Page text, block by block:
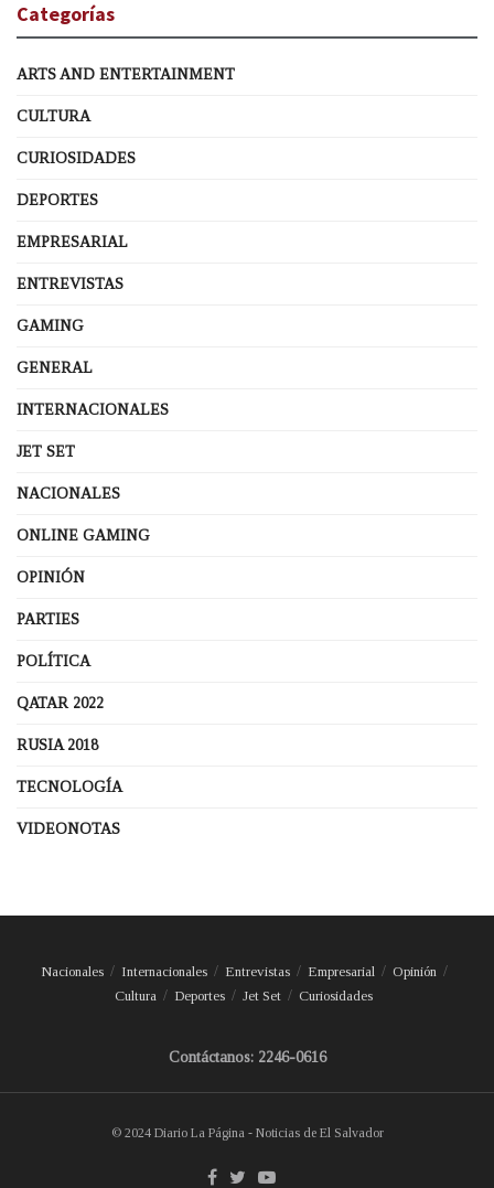
Categorías
ARTS AND ENTERTAINMENT
CULTURA
CURIOSIDADES
DEPORTES
EMPRESARIAL
ENTREVISTAS
GAMING
GENERAL
INTERNACIONALES
JET SET
NACIONALES
ONLINE GAMING
OPINIÓN
PARTIES
POLÍTICA
QATAR 2022
RUSIA 2018
TECNOLOGÍA
VIDEONOTAS
Nacionales Internacionales Entrevistas Empresarial
Opinión
Cultura
Deportes Jet Set Curiosidades
Contáctanos: 2246-0616
© 2024 Diario La Página - Noticias de El Salvador